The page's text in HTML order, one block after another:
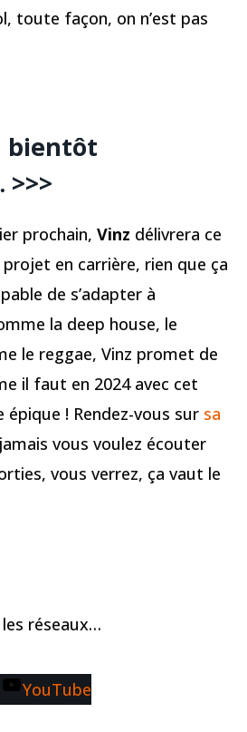
toute façon, on n’est pas
bientôt
prochain, Vinz délivrera ce
en carrière, rien que ça
de s’adapter à
la deep house, le
le reggae, Vinz promet de
il faut en 2024 avec cet
épique ! Rendez-vous sur sa
vous voulez écouter
vous verrez, ça vaut le
réseaux…
YouTube